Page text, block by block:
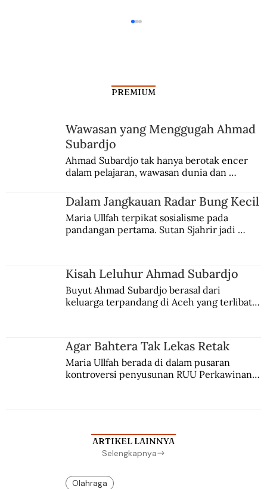
Menendang Sejarah Sepakbola Vietnam
PREMIUM
Wawasan yang Menggugah Ahmad
Subardjo
Ahmad Subardjo tak hanya berotak encer
dalam pelajaran, wawasan dunia dan
Jules Verne, Multatuli, hingga Sun Yat-sen.
Dalam Jangkauan Radar Bung Kecil
Maria Ullfah terpikat sosialisme pada
pandangan pertama. Sutan Sjahrir jadi
Kisah Leluhur Ahmad Subardjo
Buyut Ahmad Subardjo berasal dari
keluarga terpandang di Aceh yang terlibat
Agar Bahtera Tak Lekas Retak
Maria Ullfah berada di dalam pusaran
kontroversi penyusunan RUU Perkawinan.
ARTIKEL LAINNYA
Selengkapnya
Olahraga